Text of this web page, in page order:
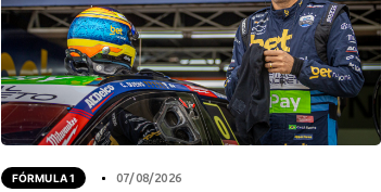
FÓRMULA 1 07/08/2026